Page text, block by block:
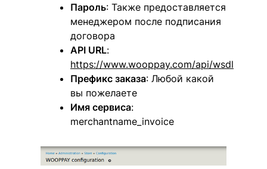
Пароль: Также предоставляется
менеджером после подписания
договора
API URL:
https://www.wooppay.com/api/wsdl
Префикс заказа: Любой какой
вы пожелаете
Имя сервиса:
merchantname_invoice